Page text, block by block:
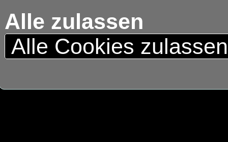
Alle zulassen
Alle Cookies